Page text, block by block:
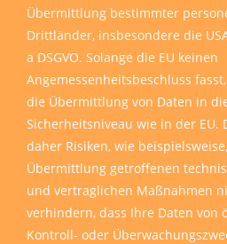
Übermittlung bestimmter
Drittländer, insbesondere die
a DSGVO. Solange die EU keinen
Angemessenheitsbeschluss
die Übermittlung von Daten in
Sicherheitsniveau wie in der
daher Risiken, wie
Übermittlung getroffenen
und vertraglichen Maßnahmen
verhindern, dass Ihre Daten von
Kontroll- oder